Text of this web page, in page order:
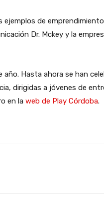
ejemplos de
Dr. Mckey y la
Hasta ahora se han
dirigidas a jóvenes de
en la web de Play Córdoba.